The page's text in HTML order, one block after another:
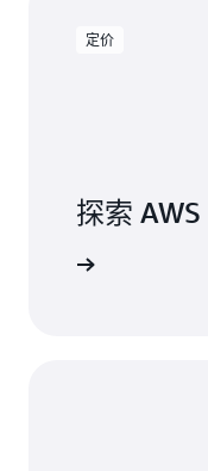
定价
探索